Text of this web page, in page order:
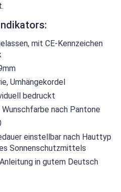
mit CE-Kennzeichen
Umhängekordel
bedruckt
Wunschfarbe nach Pantone
einstellbar nach Hauttyp
Sonnenschutzmittels
in gutem Deutsch